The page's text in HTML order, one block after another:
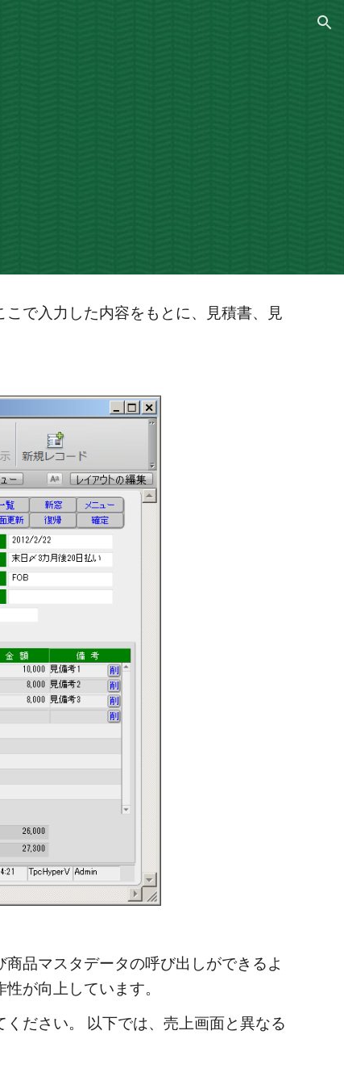
で入力した内容をもとに、見積書、見
品マスタデータの呼び出しができるよ
が向上しています。
ださい。 以下では、売上画面と異なる